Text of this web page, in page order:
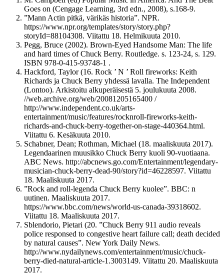
Goes on (Cengage Learning, 3rd edn., 2008), s.168-9.
”Mann Actin pitkä, värikäs historia”. NPR.
https://www.npr.org/templates/story/story.php?
storyId=88104308. Viitattu 18. Helmikuuta 2010.
Pegg, Bruce (2002). Brown-Eyed Handsome Man: The life
and hard times of Chuck Berry. Routledge. s. 123-24, s. 129.
ISBN 978-0-415-93748-1 .
Hackford, Taylor (16. Rock ’ N ’ Roll fireworks: Keith
Richards ja Chuck Berry yhdessä lavalla. The Independent
(Lontoo). Arkistoitu alkuperäisestä 5. joulukuuta 2008.
//web.archive.org/web/20081205165400 /
http://www.independent.co.uk/arts-
entertainment/music/features/rocknroll-fireworks-keith-
richards-and-chuck-berry-together-on-stage-440364.html.
Viitattu 6. Kesäkuuta 2010.
Schabner, Dean; Rothman, Michael (18. maaliskuuta 2017).
Legendaarinen muusikko Chuck Berry kuoli 90-vuotiaana.
ABC News. http://abcnews.go.com/Entertainment/legendary-
musician-chuck-berry-dead-90/story?id=46228597. Viitattu
18. Maaliskuuta 2017.
”Rock and roll-legenda Chuck Berry kuolee”. BBC: n
uutinen. Maaliskuuta 2017.
https://www.bbc.com/news/world-us-canada-39318602.
Viitattu 18. Maaliskuuta 2017.
Sblendorio, Pietari (20. ”Chuck Berry 911 audio reveals
police responsed to congestive heart failure call; death decided
by natural causes”. New York Daily News.
http://www.nydailynews.com/entertainment/music/chuck-
berry-died-natural-article-1.3003149. Viitattu 20. Maaliskuuta
2017.